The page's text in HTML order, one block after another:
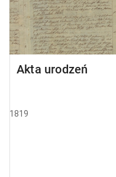
Akta urodzeń
1819